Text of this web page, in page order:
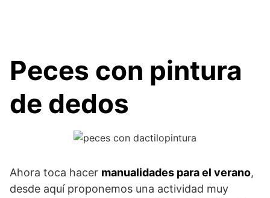
Peces con pintura
de dedos
Ahora toca hacer manualidades para el verano,
desde aquí proponemos una actividad muy